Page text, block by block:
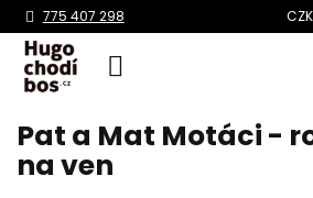
Přejít
obsah
775 407 298 CZK
Pat a Mat Motáci -
na ven